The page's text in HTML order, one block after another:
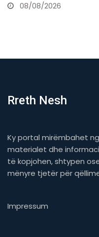
08/08/2026
Rreth Nesh
Ky portal mirëmbahet
materialet dhe
të kopjohen, shtypen
mënyre tjetër për
Impressum